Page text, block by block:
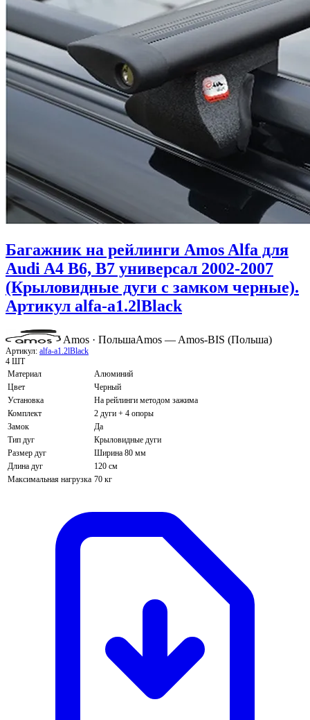
Багажник на рейлинги Amos Alfa для
Audi A4 B6, B7 универсал 2002-2007
(Крыловидные дуги с замком черные).
Артикул alfa-a1.2lBlack
Amos · ПольшаAmos — Amos-BIS (Польша)
Артикул: alfa-a1.2lBlack
4 ШТ
Материал
Алюминий
Цвет
Черный
Установка
На рейлинги методом зажима
Комплект
2 дуги + 4 опоры
Замок
Да
Тип дуг
Крыловидные дуги
Размер дуг
Ширина 80 мм
Длина дуг
120 см
Максимальная нагрузка 70 кг